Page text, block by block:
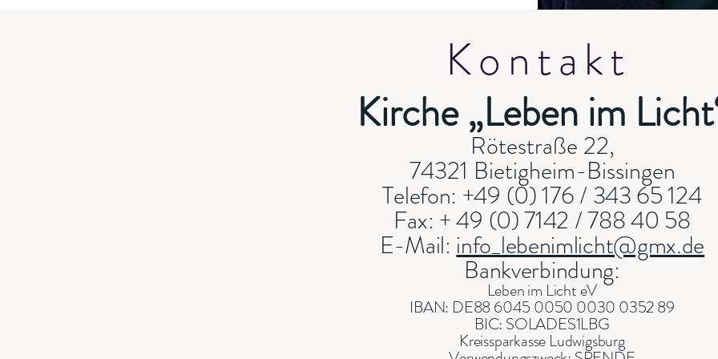
Kontakt
Kirche „Leben im
Rötestraße 22,
74321 Bietigheim-Bissingen
Telefon: +49 (0) 176 / 343 65 124
Fax: + 49 (0) 7142 / 788 40 58
E-Mail: info_lebenimlicht@gmx.de
Bankverbindung:
Leben im Licht eV
IBAN: DE88 6045 0050 0030 0352 89
BIC: SOLADES1LBG
Kreissparkasse Ludwigsburg